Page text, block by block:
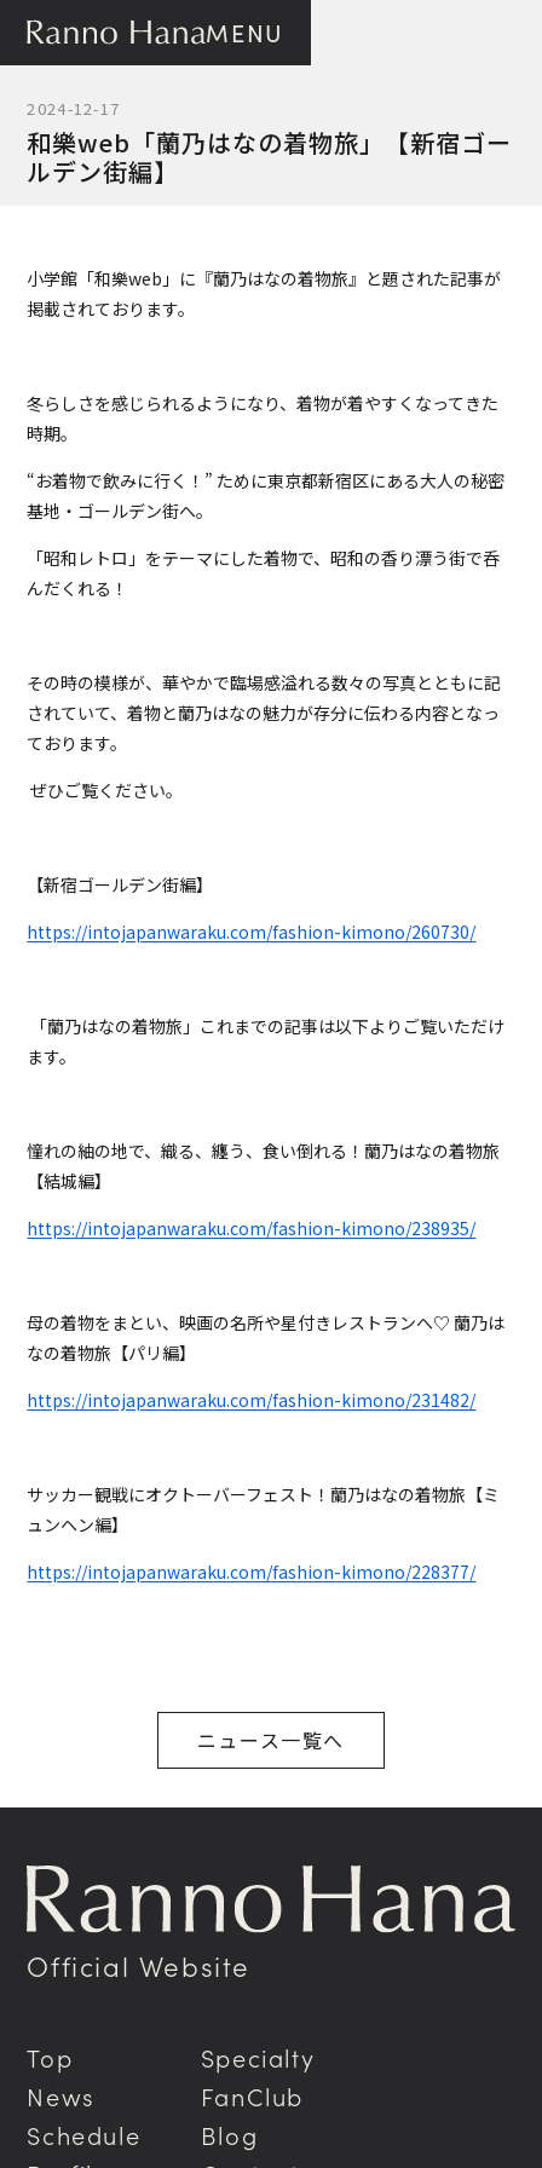
MENU
2024-12-17
和樂web「蘭乃はなの着物旅」【新宿ゴー
ルデン街編】
小学館「和樂web」に『蘭乃はなの着物旅』と題された記事が
掲載されております。
冬らしさを感じられるようになり、着物が着やすくなってきた
時期。
“お着物で飲みに行く！” ために東京都新宿区にある大人の秘密
基地・ゴールデン街へ。
「昭和レトロ」をテーマにした着物で、昭和の香り漂う街で呑
んだくれる！
その時の模様が、華やかで臨場感溢れる数々の写真とともに記
されていて、着物と蘭乃はなの魅力が存分に伝わる内容となっ
ております。
ぜひご覧ください。
【新宿ゴールデン街編】
https://intojapanwaraku.com/fashion-kimono/260730/
「蘭乃はなの着物旅」これまでの記事は以下よりご覧いただけ
ます。
憧れの紬の地で、織る、纏う、食い倒れる！蘭乃はなの着物旅
【結城編】
https://intojapanwaraku.com/fashion-kimono/238935/
母の着物をまとい、映画の名所や星付きレストランへ♡ 蘭乃は
なの着物旅【パリ編】
https://intojapanwaraku.com/fashion-kimono/231482/
サッカー観戦にオクトーバーフェスト！蘭乃はなの着物旅【ミ
ュンヘン編】
https://intojapanwaraku.com/fashion-kimono/228377/
ニュース一覧へ
Official Website
Top
News
Schedule
Specialty
FanClub
Blog